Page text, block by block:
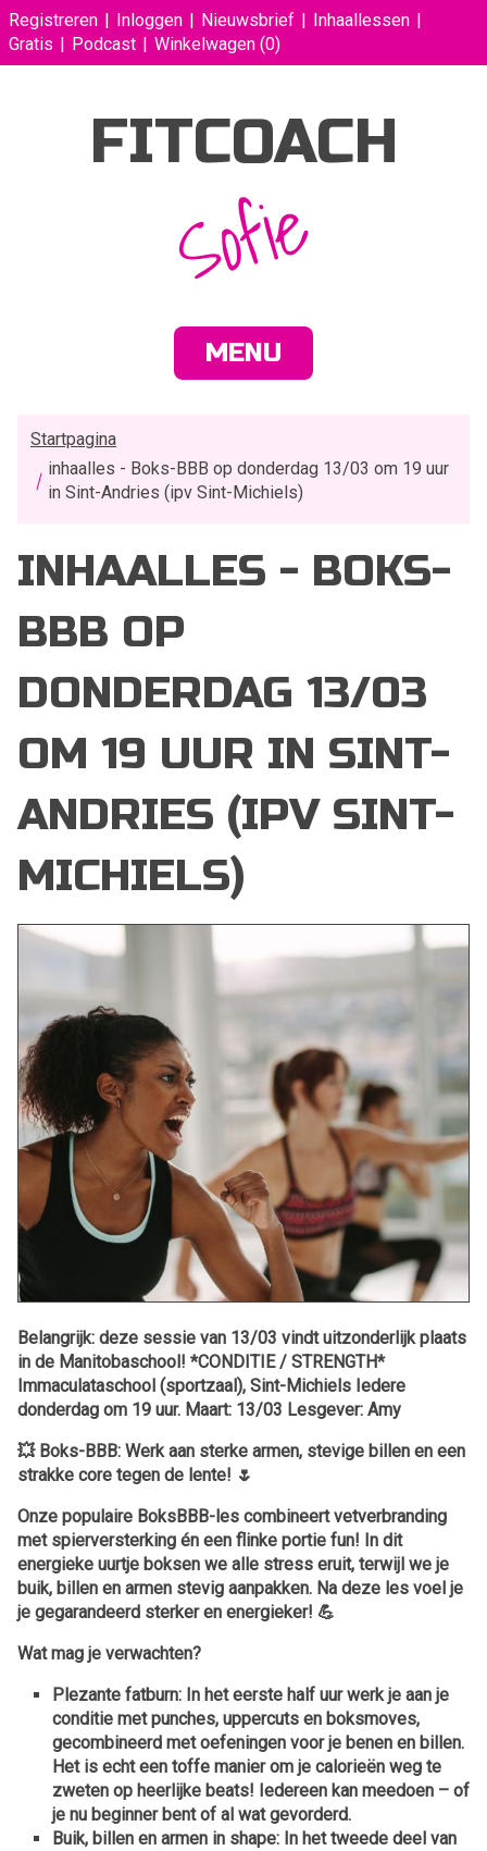
Registreren Inloggen Nieuwsbrief
Inhaallessen
Gratis
Podcast Winkelwagen (0)
FITCOACH
Sofie
MENU
Startpagina
inhaalles - Boks-BBB op donderdag 13/03 om 19 uur
in Sint-Andries (ipv Sint-Michiels)
INHAALLES - BOKS-
BBB OP
DONDERDAG 13/03
OM 19 UUR IN SINT-
ANDRIES (IPV SINT-
MICHIELS)
Belangrijk: deze sessie van 13/03 vindt uitzonderlijk plaats
in de Manitobaschool! *CONDITIE / STRENGTH*
Immaculataschool (sportzaal), Sint-Michiels Iedere
donderdag om 19 uur. Maart: 13/03 Lesgever: Amy
💥 Boks-BBB: Werk aan sterke armen, stevige billen en een
strakke core tegen de lente! 🌷
Onze populaire BoksBBB-les combineert vetverbranding
met spierversterking én een flinke portie fun! In dit
energieke uurtje boksen we alle stress eruit, terwijl we je
buik, billen en armen stevig aanpakken. Na deze les voel je
je gegarandeerd sterker en energieker! 💪
Wat mag je verwachten?
Plezante fatburn: In het eerste half uur werk je aan je
conditie met punches, uppercuts en boksmoves,
gecombineerd met oefeningen voor je benen en billen.
Het is echt een toffe manier om je calorieën weg te
zweten op heerlijke beats! Iedereen kan meedoen – of
je nu beginner bent of al wat gevorderd.
Buik, billen en armen in shape: In het tweede deel van